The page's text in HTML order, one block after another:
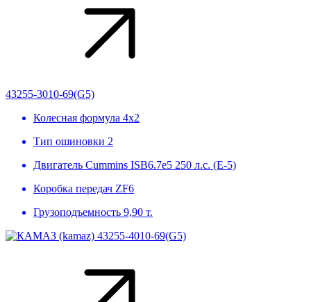
43255-3010-69(G5)
Колесная формула 4х2
Тип ошиновки 2
Двигатель Сummins ISB6.7e5 250 л.с. (Е-5)
Коробка передач ZF6
Грузоподъемность 9,90 т.